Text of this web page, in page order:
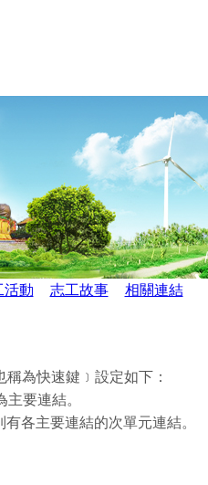
活動 志工故事 相關連結
稱為快速鍵﹞設定如下：
要連結。
各主要連結的次單元連結。